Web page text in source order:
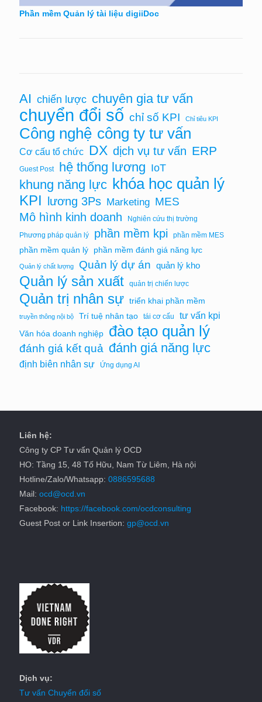
Phần mềm Quản lý tài liệu digiiDoc
AI chiến lược chuyên gia tư vấn
chuyển đổi số chỉ số KPI Chỉ tiêu KPI
Công nghệ công ty tư vấn
Cơ cấu tổ chức DX dịch vụ tư vấn ERP
Guest Post hệ thống lương IoT
khung năng lực khóa học quản lý
KPI lương 3Ps Marketing MES
Mô hình kinh doanh
Nghiên cứu thị trường
Phương pháp quản lý
phần mềm kpi phần mềm MES
phần mềm quản lý phần mềm đánh giá năng lực
Quản lý chất lượng Quản lý dự án quản lý kho
Quản lý sản xuất quản trị chiến lược
Quản trị nhân sự triển khai phần mềm
truyền thông nội bộ Trí tuệ nhân tạo tái cơ cấu tư vấn kpi
Văn hóa doanh nghiệp đào tạo quản lý
đánh giá kết quả đánh giá năng lực
định biên nhân sự Ứng dụng AI
Liên hệ:
Công ty CP Tư vấn Quản lý OCD
HO: Tầng 15, 48 Tố Hữu, Nam Từ Liêm, Hà nội
Hotline/Zalo/Whatsapp: 0886595688
Mail: ocd@ocd.vn
Facebook: https://facebook.com/ocdconsulting
Guest Post or Link Insertion: gp@ocd.vn
Dịch vụ:
Tư vấn Chuyển đổi số